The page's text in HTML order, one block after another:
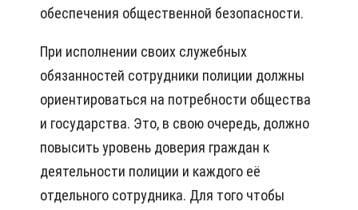
обеспечения общественной безопасности.
При исполнении своих служебных
обязанностей сотрудники полиции должны
ориентироваться на потребности общества
и государства. Это, в свою очередь, должно
повысить уровень доверия граждан к
деятельности полиции и каждого её
отдельного сотрудника. Для того чтобы